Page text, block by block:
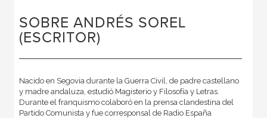
SOBRE ANDRÉS SOREL
(ESCRITOR)
Nacido en Segovia durante la Guerra Civil, de padre castellano
y madre andaluza, estudió Magisterio y Filosofía y Letras.
Durante el franquismo colaboró en la prensa clandestina del
Partido Comunista y fue corresponsal de Radio España